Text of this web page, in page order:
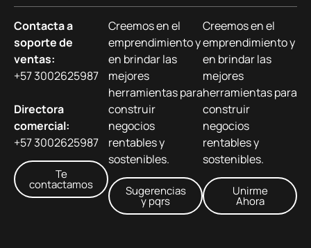
Contacta a
soporte de
ventas:
+57 3002625987
Directora
comercial:
+57 3002625987
Te
contactamos
Creemos en el
emprendimiento y
en brindar las
mejores
herramientas para
construir
negocios
rentables y
sostenibles.
Sugerencias
y pqrs
Creemos en el
emprendimiento y
en brindar las
mejores
herramientas para
construir
negocios
rentables y
sostenibles.
Unirme
Ahora